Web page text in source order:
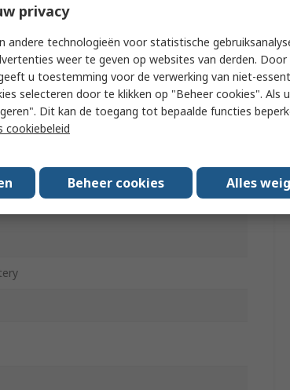
1:2002 Class 1
privacy
andere technologieën voor statistische
weer te geven op websites van derden. Door
u toestemming voor de verwerking van niet-
selecteren door te klikken op "Beheer cookies". Als
Dit kan de toegang tot bepaalde functies
cookiebeleid
Beheer cookies Alles